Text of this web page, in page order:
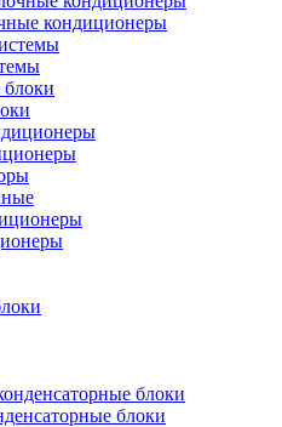
кондиционеры
блоки